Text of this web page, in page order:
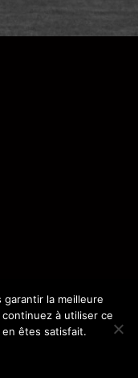
la meilleure
à utiliser ce
êtes satisfait.